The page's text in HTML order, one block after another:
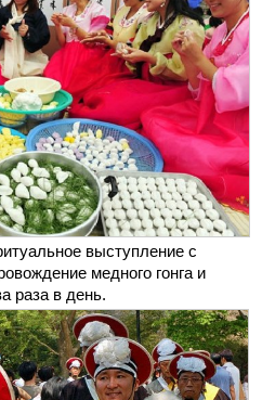
выступление с
медного гонга и
раза в день.